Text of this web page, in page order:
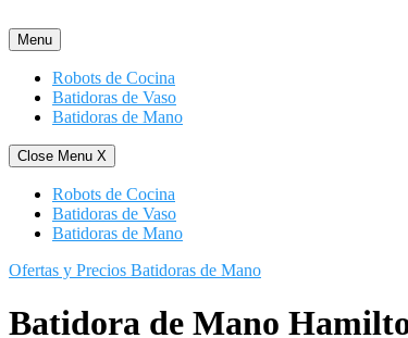
al
contenido
Menu
Robots de Cocina
Batidoras de Vaso
Batidoras de Mano
Close Menu X
Robots de Cocina
Batidoras de Vaso
Batidoras de Mano
Ofertas y Precios Batidoras de Mano
Batidora de Mano